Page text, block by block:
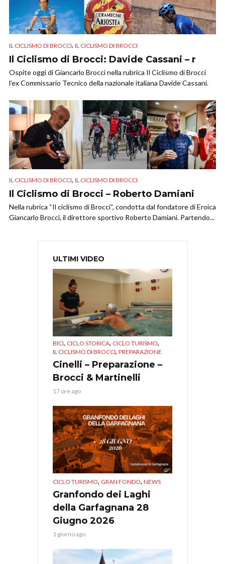
IL CICLISMO DI BROCCI, IL CICLISMO DI BROCCI
Il Ciclismo di Brocci: Davide Cassani – r
Ospite oggi di Giancarlo Brocci nella rubrica Il Ciclismo di Brocci
l’ex Commissario Tecnico della nazionale italiana Davide Cassani.
IL CICLISMO DI BROCCI, IL CICLISMO DI BROCCI
Il Ciclismo di Brocci – Roberto Damiani
Nella rubrica “Il ciclismo di Brocci“, condotta dal fondatore di Eroica
Giancarlo Brocci, il direttore sportivo Roberto Damiani. Partendo...
ULTIMI VIDEO
BICI, CICLO STORICA, CICLO TURISMO,
IL CICLISMO DI BROCCI, PREPARAZIONE
Cinelli – Preparazione –
Brocci & Martinelli
17 ore ago
CICLO TURISMO, GRAN FONDO, NEWS
Granfondo dei Laghi
della Garfagnana 28
Giugno 2026
1 giorno ago